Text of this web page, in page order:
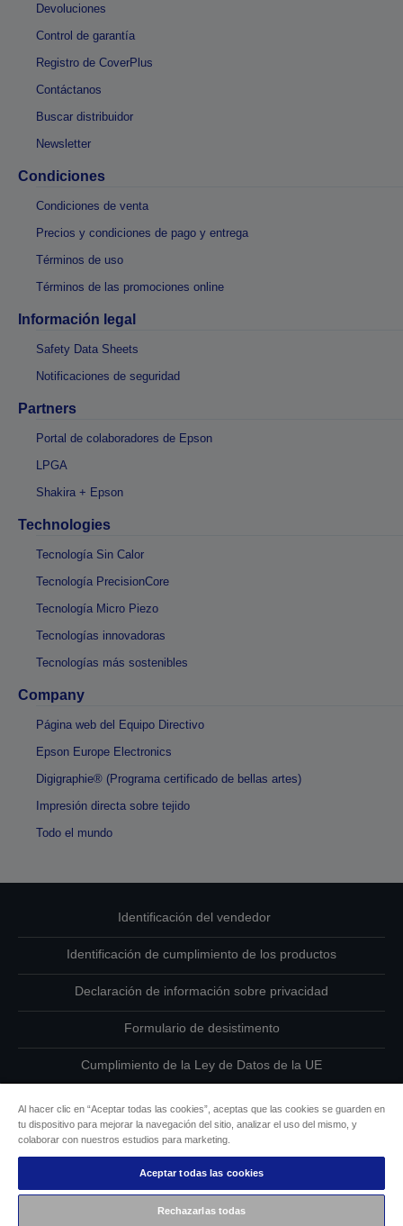
Devoluciones
Control de garantía
Registro de CoverPlus
Contáctanos
Buscar distribuidor
Newsletter
Condiciones
Condiciones de venta
Precios y condiciones de pago y entrega
Términos de uso
Términos de las promociones online
Información legal
Safety Data Sheets
Notificaciones de seguridad
Partners
Portal de colaboradores de Epson
LPGA
Shakira + Epson
Technologies
Tecnología Sin Calor
Tecnología PrecisionCore
Tecnología Micro Piezo
Tecnologías innovadoras
Tecnologías más sostenibles
Company
Página web del Equipo Directivo
Epson Europe Electronics
Digigraphie® (Programa certificado de bellas artes)
Impresión directa sobre tejido
Todo el mundo
Identificación del vendedor
Identificación de cumplimiento de los productos
Declaración de información sobre privacidad
Formulario de desistimento
Cumplimiento de la Ley de Datos de la UE
Información sobre cookies
Compromiso de accesibilidad de Epson
Al hacer clic en “Aceptar todas las cookies”, aceptas que las cookies se guarden en
tu dispositivo para mejorar la navegación del sitio, analizar el uso del mismo, y
colaborar con nuestros estudios para marketing.
Aceptar todas las cookies
Rechazarlas todas